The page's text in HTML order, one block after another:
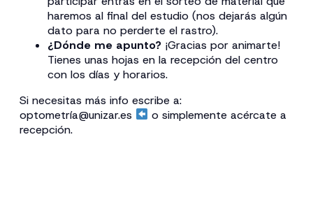
haremos al final del estudio (nos dejarás algún
dato para no perderte el rastro).
¿Dónde me apunto? ¡Gracias por animarte!
Tienes unas hojas en la recepción del centro
con los días y horarios.
Si necesitas más info escribe a:
optometría@unizar.es
o simplemente acércate a
recepción.